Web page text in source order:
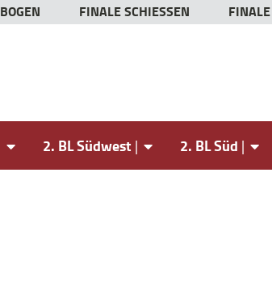
BOGEN FINALE SCHIESSEN
2. BL Südwest 2. BL Süd